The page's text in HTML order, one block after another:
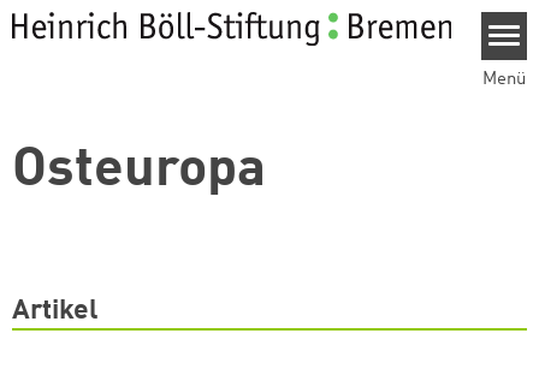
Direkt zum Inhalt
Menü
Osteuropa
Artikel